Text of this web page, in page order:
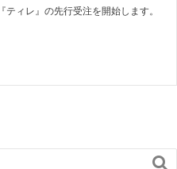
ティレ』の先行受注を開始します。
